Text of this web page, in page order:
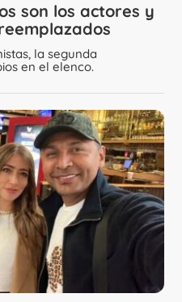
son los actores y
la segunda
en el elenco.